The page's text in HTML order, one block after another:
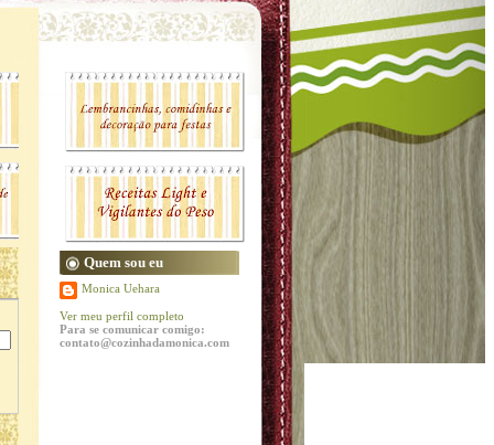
Quem sou eu
Monica Uehara
Ver meu perfil completo
Para se comunicar comigo:
contato@cozinhadamonica.com